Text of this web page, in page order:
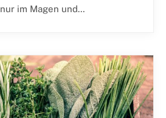
im Magen und…